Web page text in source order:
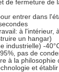
de fermeture de
entrer dans
à l'intérieur,
un hangar)
industrielle) -
pas de
à la philosophie
et